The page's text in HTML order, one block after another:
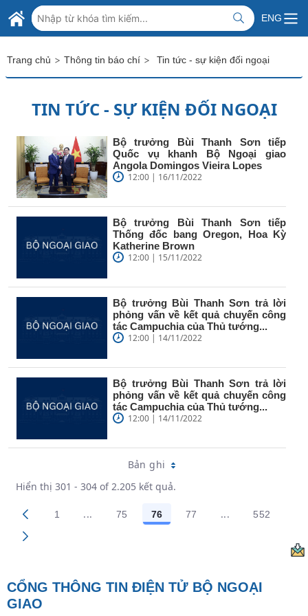
Skip to Main Content
BỘ NGOẠI GIAO VIỆT NAM
MINISTRY OF FOREIGN AFFAIRS
ENG
Trang chủ > Thông tin báo chí > Tin tức - sự kiện đối ngoại
TIN TỨC - SỰ KIỆN ĐỐI NGOẠI
Bộ trưởng Bùi Thanh Sơn tiếp
Quốc vụ khanh Bộ Ngoại giao
Angola Domingos Vieira Lopes
12:00 | 16/11/2022
Bộ trưởng Bùi Thanh Sơn tiếp
Thống đốc bang Oregon, Hoa Kỳ
Katherine Brown
12:00 | 15/11/2022
Bộ trưởng Bùi Thanh Sơn trả lời
phỏng vấn về kết quả chuyến công
tác Campuchia của Thủ tướng...
12:00 | 14/11/2022
Bộ trưởng Bùi Thanh Sơn trả lời
phỏng vấn về kết quả chuyến công
tác Campuchia của Thủ tướng...
12:00 | 14/11/2022
Bản ghi
Hiển thị 301 - 304 of 2.205 kết quả.
Các trang trên cổng
1 ...Trang trung gian Use TAB to navigate.
Các trang trên cổng
75 Các trang trên cổng
76 Các trang trên cổng
77 ...Trang trung
Các
552
CỔNG THÔNG TIN ĐIỆN TỬ BỘ NGOẠI
GIAO